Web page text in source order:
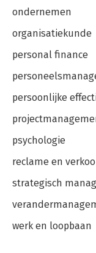
ondernemen
organisatiekunde
personal finance
persoonlijke
psychologie
reclame en
strategisch
werk en loopbaan